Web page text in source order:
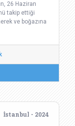
26 Haziran
takip ettiği
ve boğazına
İstanbul - 2024